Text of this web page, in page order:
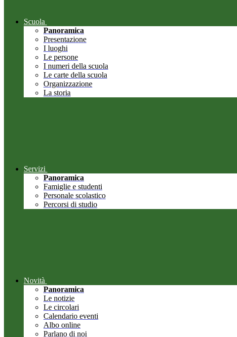
Scuola
Panoramica
Presentazione
I luoghi
Le persone
I numeri della scuola
Le carte della scuola
Organizzazione
La storia
Servizi
Panoramica
Famiglie e studenti
Personale scolastico
Percorsi di studio
Novità
Panoramica
Le notizie
Le circolari
Calendario eventi
Albo online
Parlano di noi